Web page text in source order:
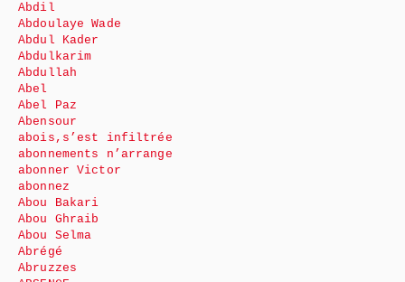
Abdil
Abdoulaye Wade
Abdul Kader
Abdulkarim
Abdullah
Abel
Abel Paz
Abensour
abois,s’est infiltrée
abonnements n’arrange
abonner Victor
abonnez
Abou Bakari
Abou Ghraib
Abou Selma
Abrégé
Abruzzes